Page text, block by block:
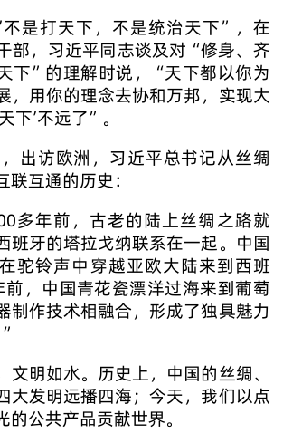
不是打天下，不是统治天下”，在
部，习近平同志谈及对“修身、齐
下”的理解时说，“天下都以你为
，用你的理念去协和万邦，实现大
下’不远了”。
出访欧洲，习近平总书记从丝绸
互通的历史：
多年前，古老的陆上丝绸之路就
班牙的塔拉戈纳联系在一起。中国
驼铃声中穿越亚欧大陆来到西班
，中国青花瓷漂洋过海来到葡萄
制作技术相融合，形成了独具魅力
文明如水。历史上，中国的丝绸、
大发明远播四海；今天，我们以点
公共产品贡献世界。